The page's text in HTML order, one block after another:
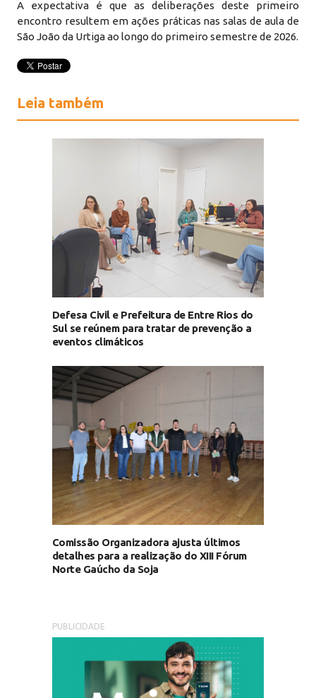
A expectativa é que as deliberações deste primeiro
encontro resultem em ações práticas nas salas de aula de
São João da Urtiga ao longo do primeiro semestre de 2026.
Leia também
Defesa Civil e Prefeitura de Entre Rios do
Sul se reúnem para tratar de prevenção a
eventos climáticos
Comissão Organizadora ajusta últimos
detalhes para a realização do XIII Fórum
Norte Gaúcho da Soja
PUBLICIDADE